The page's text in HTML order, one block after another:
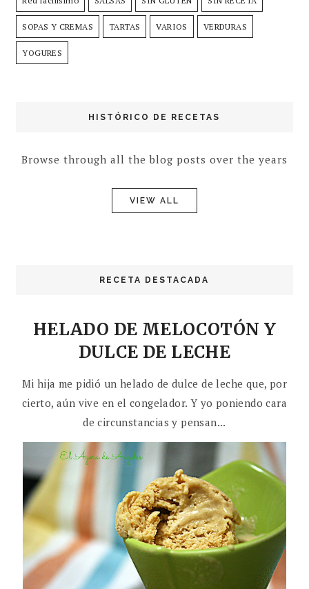
SOPAS Y CREMAS TARTAS VARIOS VERDURAS
YOGURES
HISTÓRICO DE RECETAS
Browse through all the blog posts over the years
VIEW ALL
RECETA DESTACADA
HELADO DE MELOCOTÓN Y
DULCE DE LECHE
Mi hija me pidió un helado de dulce de leche que, por
cierto, aún vive en el congelador. Y yo poniendo cara
de circunstancias y pensan...